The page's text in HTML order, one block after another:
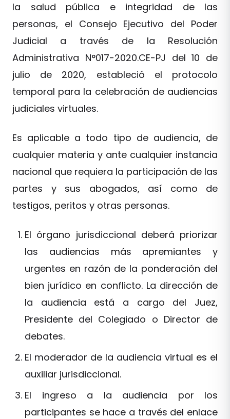
la salud pública e integridad de las
personas, el Consejo Ejecutivo del Poder
Judicial a través de la Resolución
Administrativa N°017-2020.CE-PJ del 10 de
julio de 2020, estableció el protocolo
temporal para la celebración de audiencias
judiciales virtuales.
Es aplicable a todo tipo de audiencia, de
cualquier materia y ante cualquier instancia
nacional que requiera la participación de las
partes y sus abogados, así como de
testigos, peritos y otras personas.
El órgano jurisdiccional deberá priorizar
las audiencias más apremiantes y
urgentes en razón de la ponderación del
bien jurídico en conflicto. La dirección de
la audiencia está a cargo del Juez,
Presidente del Colegiado o Director de
debates.
El moderador de la audiencia virtual es el
auxiliar jurisdiccional.
El ingreso a la audiencia por los
participantes se hace a través del enlace